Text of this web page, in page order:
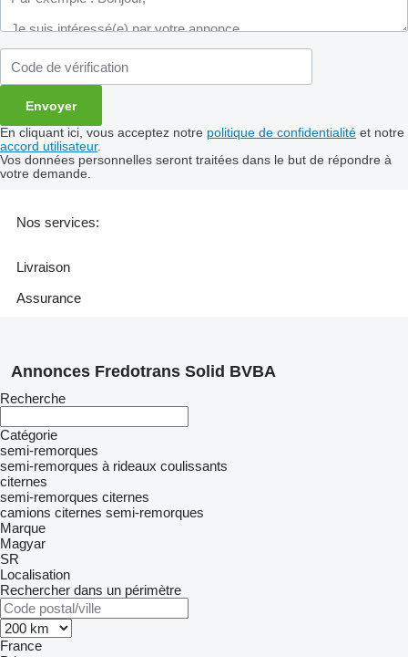
Nos services:
Livraison
Assurance
En cliquant ici, vous acceptez notre politique de confidentialité et notre
accord utilisateur.
Vos données personnelles seront traitées dans le but de répondre à
votre demande.
Annonces Fredotrans Solid BVBA
Recherche
Catégorie
semi-remorques
semi-remorques à rideaux coulissants
citernes
semi-remorques citernes
camions citernes semi-remorques
Marque
Magyar
SR
Localisation
Rechercher dans un périmètre
France